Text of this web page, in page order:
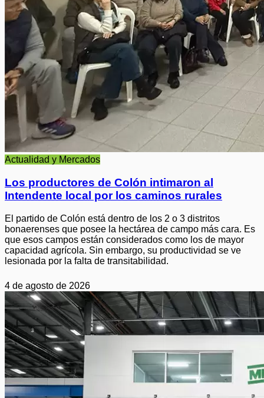
Actualidad y Mercados
Los productores de Colón intimaron al
Intendente local por los caminos rurales
El partido de Colón está dentro de los 2 o 3 distritos
bonaerenses que posee la hectárea de campo más cara. Es
que esos campos están considerados como los de mayor
capacidad agrícola. Sin embargo, su productividad se ve
lesionada por la falta de transitabilidad.
4 de agosto de 2026